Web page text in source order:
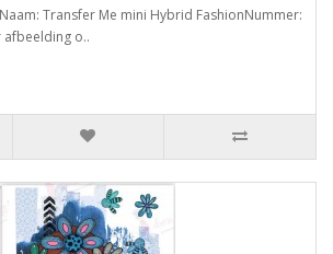
Transfer Me mini Hybrid FashionNummer:
afbeelding o..